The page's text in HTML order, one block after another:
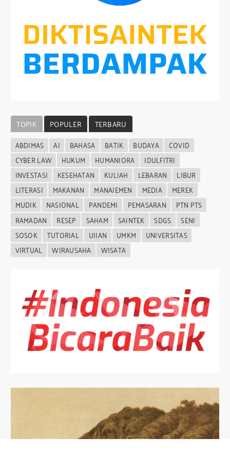
TOPIK POPULER
TERBARU
ABDIMAS
AI BAHASA BATIK BUDAYA
COVID
CYBER LAW
HUKUM HUMANIORA
IDULFITRI
INVESTASI
KESEHATAN KULIAH LEBARAN
LIBUR
LITERASI
MAKANAN MANAJEMEN MEDIA
MEREK
MUDIK
NASIONAL PANDEMI PEMASARAN
PTN PTS
RAMADAN
RESEP SAHAM SAINTEK SDGS
SENI
SOSOK
TUTORIAL UJIAN UMKM
UNIVERSITAS
VIRTUAL
WIRAUSAHA WISATA